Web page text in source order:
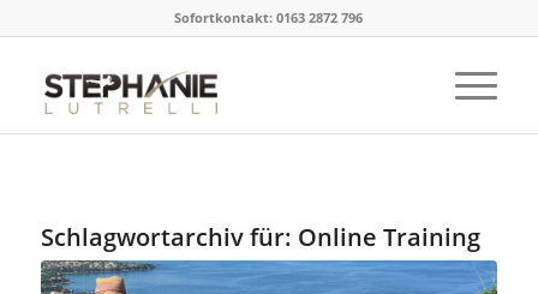
Sofortkontakt: 0163 2872 796
Schlagwortarchiv für: Online Training